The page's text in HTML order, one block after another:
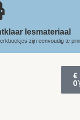
lesmateriaal
zijn eenvoudig te
€
0